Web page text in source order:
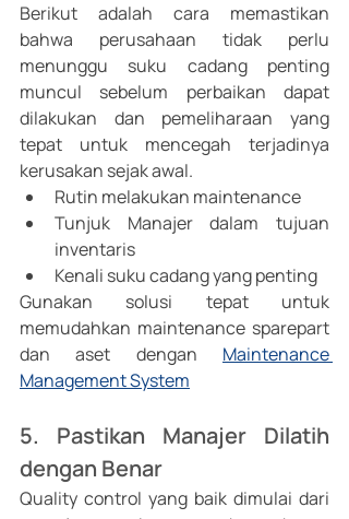
Berikut adalah cara memastikan
bahwa perusahaan tidak perlu
menunggu suku cadang penting
muncul sebelum perbaikan dapat
dilakukan dan pemeliharaan yang
tepat untuk mencegah terjadinya
kerusakan sejak awal.
Rutin melakukan maintenance
Tunjuk Manajer dalam tujuan
inventaris
Kenali suku cadang yang penting
Gunakan solusi tepat untuk
memudahkan maintenance sparepart
dan aset dengan Maintenance
Management System
5. Pastikan Manajer Dilatih
dengan Benar
Quality control yang baik dimulai dari